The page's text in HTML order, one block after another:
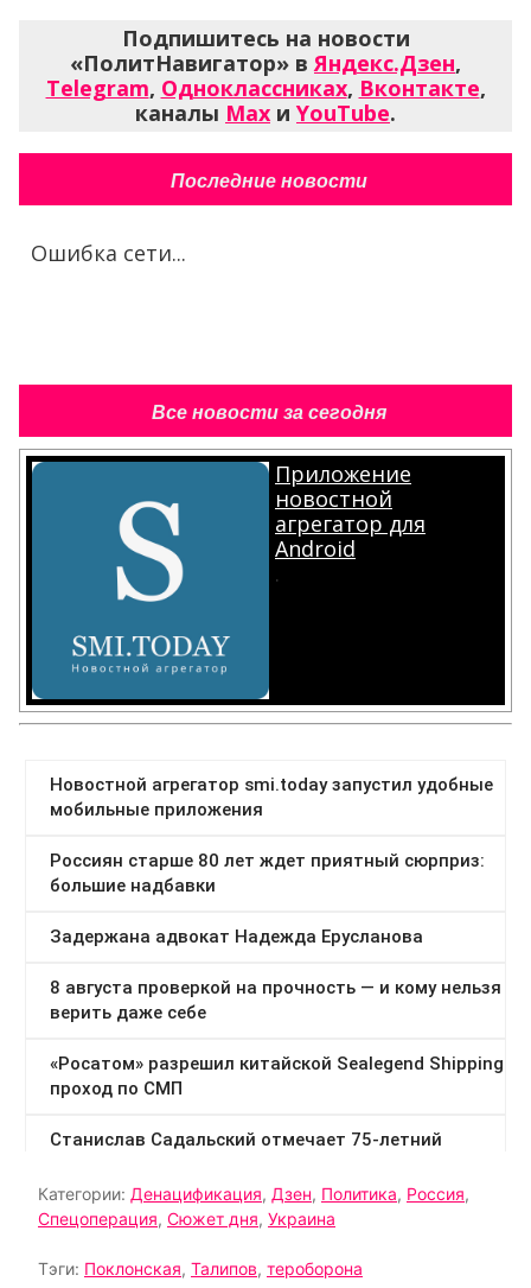
Подпишитесь на новости
«ПолитНавигатор» вЯндекс.Дзен,
Telegram, Одноклассниках, Вконтакте,
каналы Max и YouTube.
Последние новости
Ошибка сети...
Все новости за сегодня
Приложение
новостной
агрегатор для
Android
.
Категории: Денацификация, Дзен, Политика, Россия,
Спецоперация, Сюжет дня, Украина
Тэги: Поклонская, Талипов, тероборона